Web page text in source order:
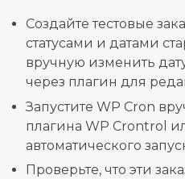
Создайте тестовые
статусами и датами
вручную изменить
через плагин для
Запустите WP Cron
плагина WP Crontrol
автоматического
Проверьте, что эти